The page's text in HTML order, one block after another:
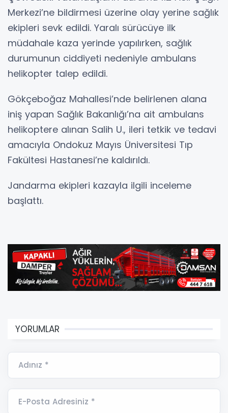
Merkezi’ne bildirmesi üzerine olay yerine sağlık
ekipleri sevk edildi. Yaralı sürücüye ilk
müdahale kaza yerinde yapılırken, sağlık
durumunun ciddiyeti nedeniyle ambulans
helikopter talep edildi.
Gökçeboğaz Mahallesi’nde belirlenen alana
iniş yapan Sağlık Bakanlığı’na ait ambulans
helikoptere alınan Salih U., ileri tetkik ve tedavi
amacıyla Ondokuz Mayıs Üniversitesi Tıp
Fakültesi Hastanesi’ne kaldırıldı.
Jandarma ekipleri kazayla ilgili inceleme
başlattı.
YORUMLAR
Adınız *
E-Posta Adresiniz *